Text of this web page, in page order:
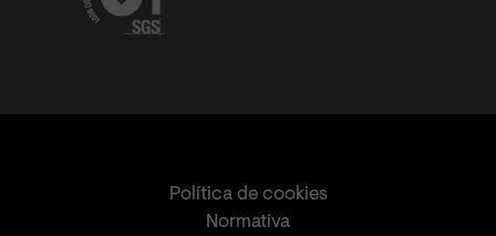
Política de cookies
Normativa